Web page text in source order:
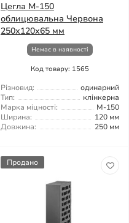
Цегла М-150
облицювальна Червона
250х120х65 мм
Немає в наявності
Код товару: 1565
Різновид:
одинарний
Тип:
клінкерна
Марка міцності:
М-150
Ширина:
120 мм
Довжина:
250 мм
Продано